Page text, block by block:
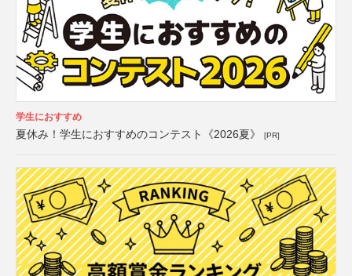
学生におすすめ
夏休み！学生におすすめのコンテスト《2026夏》 [PR]